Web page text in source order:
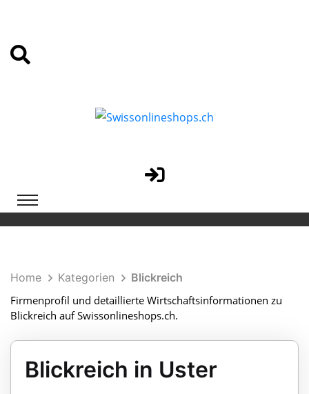
Home Kategorien
Blickreich
Firmenprofil und detaillierte Wirtschaftsinformationen zu
Blickreich auf Swissonlineshops.ch.
Blickreich in Uster